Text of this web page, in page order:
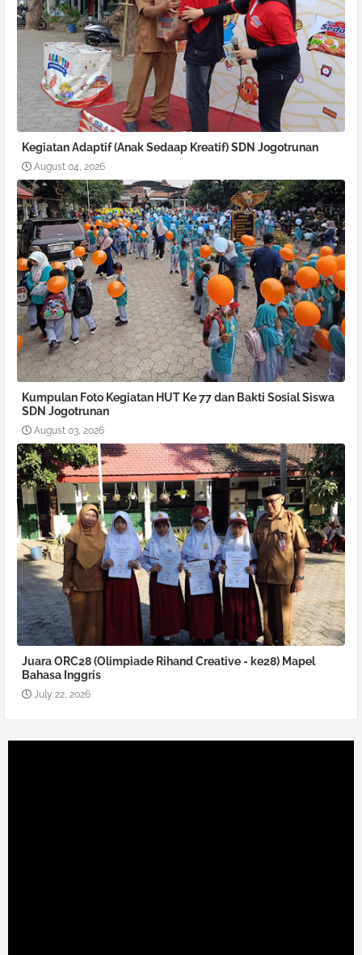
Kegiatan Adaptif (Anak Sedaap Kreatif) SDN Jogotrunan
August 04, 2026
Kumpulan Foto Kegiatan HUT Ke 77 dan Bakti Sosial Siswa
SDN Jogotrunan
August 03, 2026
Juara ORC28 (Olimpiade Rihand Creative - ke28) Mapel
Bahasa Inggris
July 22, 2026